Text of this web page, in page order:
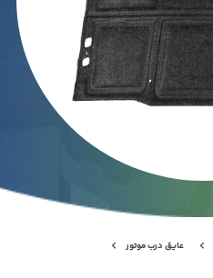
عایق درب موتور